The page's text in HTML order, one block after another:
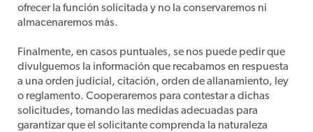
ofrecer la función solicitada y no la conservaremos ni
almacenaremos más.
Finalmente, en casos puntuales, se nos puede pedir que
divulguemos la información que recabamos en respuesta
a una orden judicial, citación, orden de allanamiento, ley
o reglamento. Cooperaremos para contestar a dichas
solicitudes, tomando las medidas adecuadas para
garantizar que el solicitante comprenda la naturaleza